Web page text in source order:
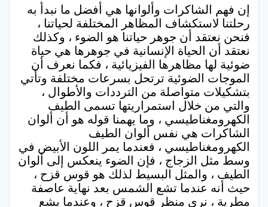
إن فهم الشاكرات وألوانها هي أفضل ما نبدأ به
رحلتنا لاستكشاف المظاهر المختلفة لحياتنا ،
فنحن نعتقد أن جوهر حياتنا هو الضوء ، وكذلك
نعتقد أن الحياة الإنسانية في جوهرها هي حياة
ضوئية لها مظاهرها الفيزيائية ، فكما نعرف أن
الموجات الضوئية ترتحل بسرعات مختلفة وتأتي
بتشكيلات متواصلة من الترددات والأطوال ،
والتي من خلال استمراريتها تسمى الطيف
الكهرومغناطيسي ، وما يهمنا قوله هو أن ألوان
الشاكرات هي نفس ألوان الطيف
الكهرومغناطيسي ، فعندما يمر اللون الأبيض في
وسط مثل الزجاج ، فإن الضوء ينعكس إلى ألوان
الطيف ، والمثل البسيط لذلك هو قوس قزح ،
حيث أنه عندما تشع الشمس بعد نهاية عاصفة
مطرية ، نرى منظر قوس قزح ، وعندما يشع